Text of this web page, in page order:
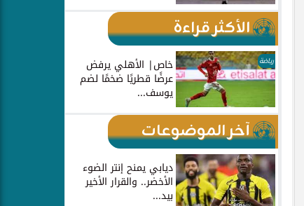
الأكثر قراءة
رياضة خاص| الأهلي يرفض
عرضًا قطريًا ضخمًا لضم
يوسف...
آخر الموضوعات
ديابي يمنح إنتر الضوء
الأخضر.. والقرار الأخير
بيد...